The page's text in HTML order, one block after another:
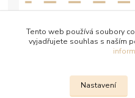
Tento web používá soubory
vyjadřujete souhlas s naším
Nastavení